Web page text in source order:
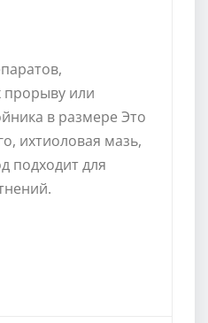
прорыву или
в размере Это
ихтиоловая мазь,
подходит для